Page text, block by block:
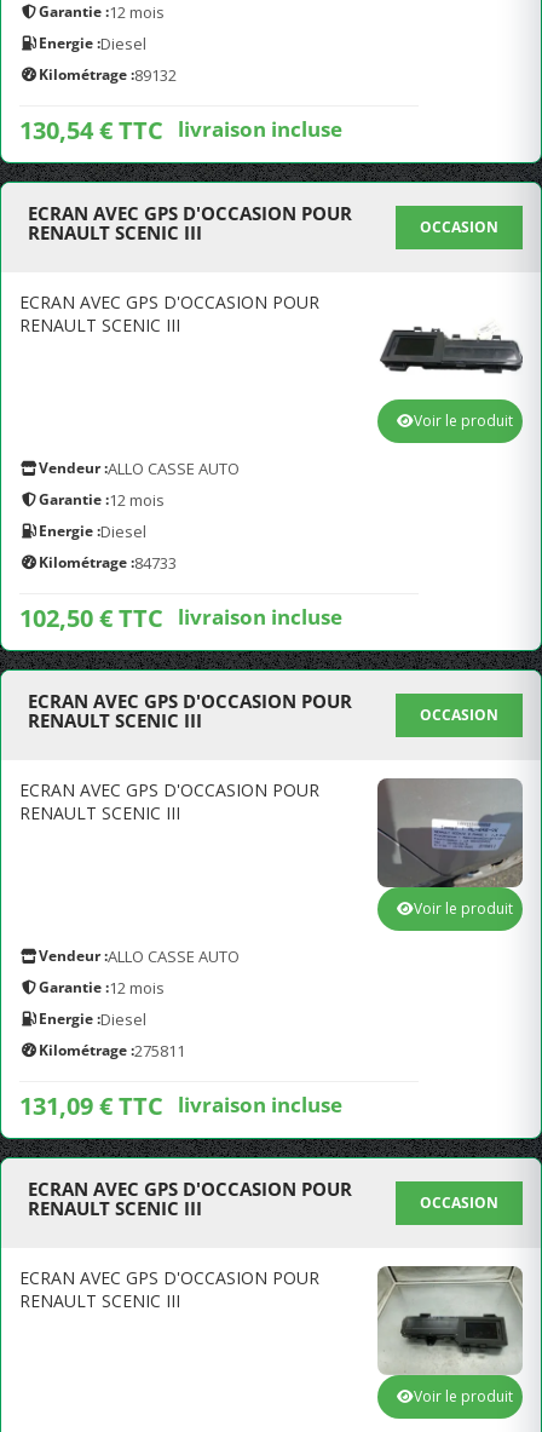
Garantie :12 mois
Energie :Diesel
Kilométrage :89132
130,54 € TTC livraison incluse
ECRAN AVEC GPS D'OCCASION POUR
RENAULT SCENIC III
OCCASION
ECRAN AVEC GPS D'OCCASION POUR
RENAULT SCENIC III
Vendeur :ALLO CASSE AUTO
Garantie :12 mois
Energie :Diesel
Kilométrage :84733
102,50 € TTC livraison incluse
Voir le produit
ECRAN AVEC GPS D'OCCASION POUR
RENAULT SCENIC III
OCCASION
ECRAN AVEC GPS D'OCCASION POUR
RENAULT SCENIC III
Vendeur :ALLO CASSE AUTO
Garantie :12 mois
Energie :Diesel
Kilométrage :275811
131,09 € TTC livraison incluse
Voir le produit
ECRAN AVEC GPS D'OCCASION POUR
RENAULT SCENIC III
OCCASION
ECRAN AVEC GPS D'OCCASION POUR
RENAULT SCENIC III
Voir le produit